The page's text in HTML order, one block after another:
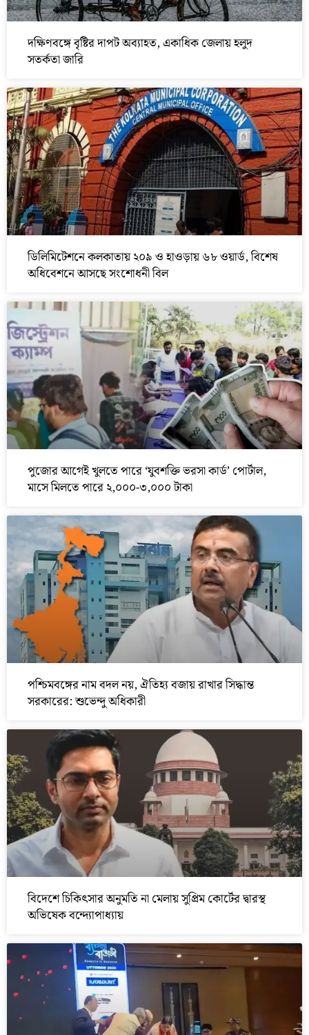
দক্ষিণবঙ্গে বৃষ্টির দাপট অব্যাহত, একাধিক জেলায় হলুদ
সতর্কতা জারি
ডিলিমিটেশনে কলকাতায় ২০৯ ও হাওড়ায় ৬৮ ওয়ার্ড, বিশেষ
অধিবেশনে আসছে সংশোধনী বিল
পুজোর আগেই খুলতে পারে ‘যুবশক্তি ভরসা কার্ড’ পোর্টাল,
মাসে মিলতে পারে ২,০০০-৩,০০০ টাকা
পশ্চিমবঙ্গের নাম বদল নয়, ঐতিহ্য বজায় রাখার সিদ্ধান্ত
সরকারের: শুভেন্দু অধিকারী
বিদেশে চিকিৎসার অনুমতি না মেলায় সুপ্রিম কোর্টের দ্বারস্থ
অভিষেক বন্দ্যোপাধ্যায়